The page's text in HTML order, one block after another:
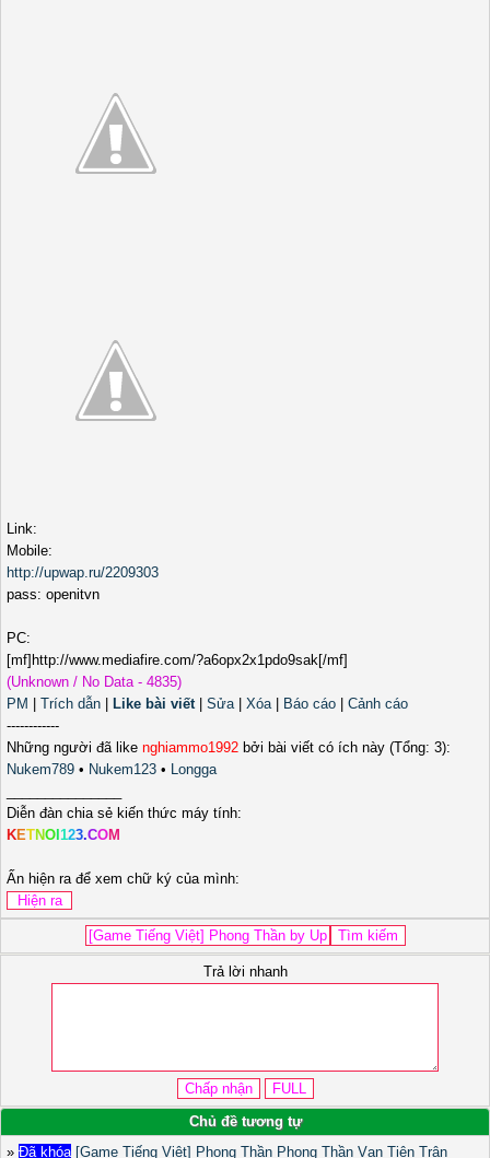
Link:
Mobile:
http://upwap.ru/2209303
pass: openitvn
PC:
[mf]http://www.mediafire.com/?a6opx2x1pdo9sak[/mf]
(Unknown / No Data - 4835)
PM
Trích dẫn Like bài viết| Sửa| Xóa| Báo cáo
Cảnh cáo
------------
Những người đã like nghiammo1992 bởi bài viết có ích này (Tổng: 3):
Nukem789 • Nukem123 • Longga
Diễn đàn chia sẻ kiến thức máy tính:
KETNO 123.COM
Ấn hiện ra để xem chữ ký của mình:
Trả lời nhanh
Chủ đề tương tự
» Đã khóa [Game Tiếng Việt] Phong Thần Phong Thần Vạn Tiên Trận